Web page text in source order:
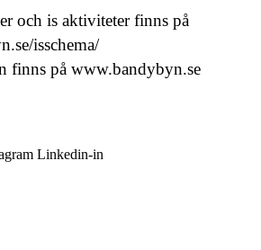
och is aktiviteter finns på
isschema/
finns på www.bandybyn.se
Linkedin-in